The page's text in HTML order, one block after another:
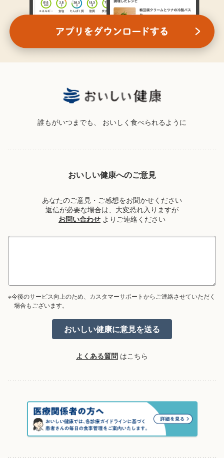
誰もがいつまでも、 おいしく食べられるように
おいしい健康へのご意見
あなたのご意見・ご感想をお聞かせください
返信が必要な場合は、大変恐れ入りますが
お問い合わせ よりご連絡ください
※今後のサービス向上のため、カスタマーサポートからご連絡させていただく
場合もございます。
よくある質問 はこちら